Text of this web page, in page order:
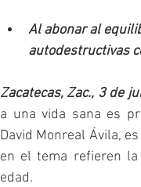
Al abonar al
autodestructivas
Zacatecas, Zac., 3 de
a una vida sana es
David Monreal Ávila,
en el tema refieren
edad.